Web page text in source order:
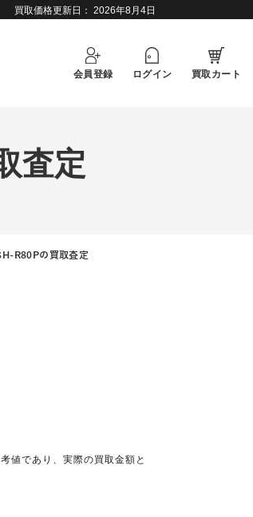
買取価格更新日： 2026年8月4日
会員登録 ログイン 買取カート
査定
R80Pの買取査定
値であり、実際の買取金額と